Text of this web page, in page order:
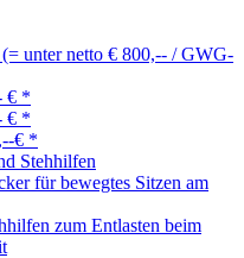
unter netto € 800,-- / GWG-
€ *
€ *
€ *
Stehhilfen
für bewegtes Sitzen am
zum Entlasten beim